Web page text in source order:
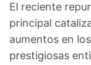
El reciente
principal
aumentos en
prestigiosas